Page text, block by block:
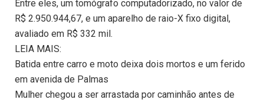
Entre eles, um tomógrafo computadorizado, no valor de
R$ 2.950.944,67, e um aparelho de raio-X fixo digital,
avaliado em R$ 332 mil.
LEIA MAIS:
Batida entre carro e moto deixa dois mortos e um ferido
em avenida de Palmas
Mulher chegou a ser arrastada por caminhão antes de